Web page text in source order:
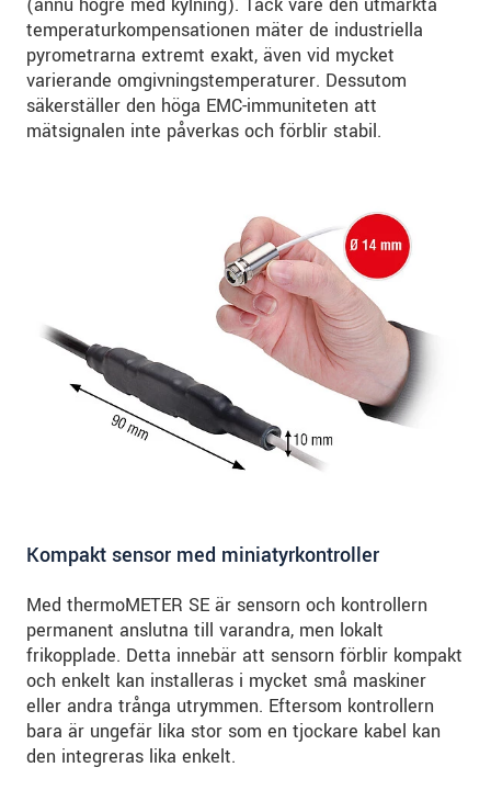
(ännu högre med kylning). Tack vare den utmärkta
temperaturkompensationen mäter de industriella
pyrometrarna extremt exakt, även vid mycket
varierande omgivningstemperaturer. Dessutom
säkerställer den höga EMC-immuniteten att
mätsignalen inte påverkas och förblir stabil.
Kompakt sensor med miniatyrkontroller
Med thermoMETER SE är sensorn och kontrollern
permanent anslutna till varandra, men lokalt
frikopplade. Detta innebär att sensorn förblir kompakt
och enkelt kan installeras i mycket små maskiner
eller andra trånga utrymmen. Eftersom kontrollern
bara är ungefär lika stor som en tjockare kabel kan
den integreras lika enkelt.